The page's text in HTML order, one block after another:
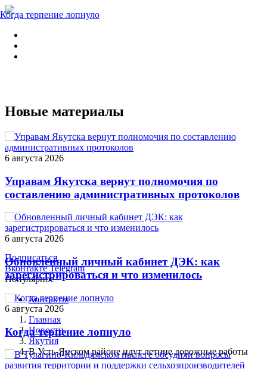
Подписаться
ВконтактеTelegram
Популярное
Когда терпение лопнуло
Контакты
Главная
Новости
Якутия
В Усть-Янском районе идут летние дорожные работы
Новые материалы
6 августа 2026
Управам Якутска вернут полномочия по
составлению административных протоколов
6 августа 2026
Обновленный личный кабинет ДЭК: как
зарегистрироваться и что изменилось
6 августа 2026
Когда терпение лопнуло